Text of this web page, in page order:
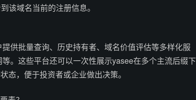
该域名当前的注册信息。
供批量查询、历史持有者、域名价值评估等多样化服
。这些平台还可以一次性展示yasee在多个主流后缀下
态，便于投资者或企业做出决策。